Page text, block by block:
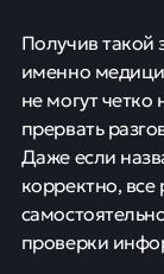
Получив такой
именно
не могут четко
прервать
Даже если
корректно, все
проверки